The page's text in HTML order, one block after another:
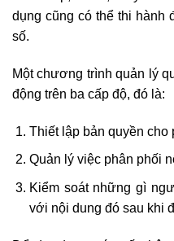
dụng cũng có thể thi hành
số.
Một chương trình quản lý
động trên ba cấp độ, đó là:
Thiết lập bản quyền cho
Quản lý việc phân phối
Kiểm soát những gì
với nội dung đó sau khi